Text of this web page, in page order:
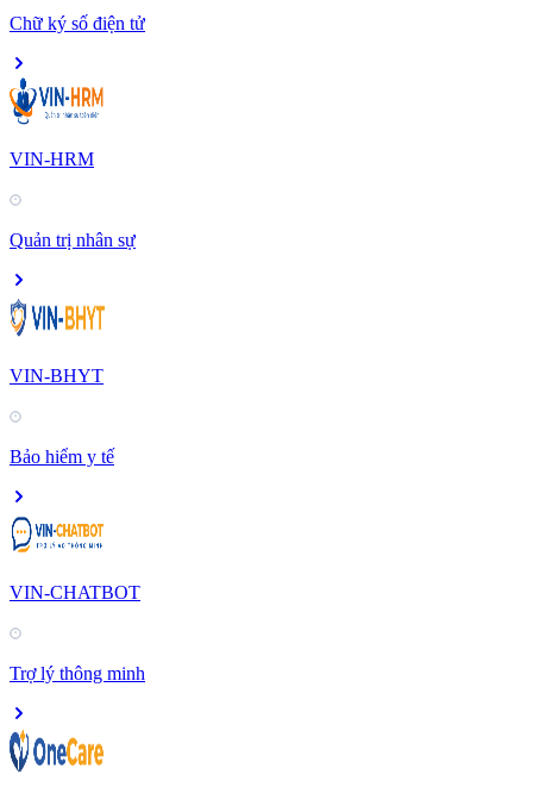
Chữ ký số điện tử
VIN-HRM
Quản trị nhân sự
VIN-BHYT
Bảo hiểm y tế
VIN-CHATBOT
Trợ lý thông minh